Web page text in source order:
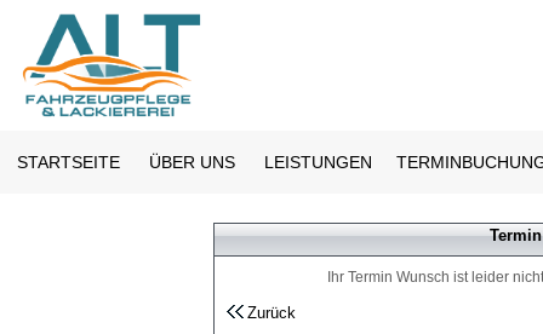
STARTSEITE ÜBER UNS LEISTUNGEN
Ihr Termin Wunsch ist leider
Zurück